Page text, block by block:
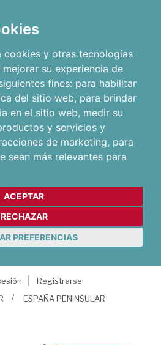
cookies y otras tecnologías
su experiencia de
fines: para habilitar
del sitio web, para brindar
en el sitio web, medir su
y servicios y
de marketing, para
sean más relevantes para
ACEPTAR
RECHAZAR
PREFERENCIAS
Registrarse
ESPAÑA PENINSULAR